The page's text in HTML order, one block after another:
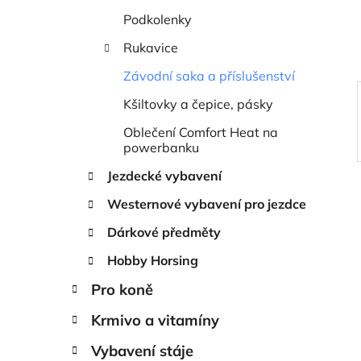
Podkolenky
Rukavice
Závodní saka a příslušenství
Kšiltovky a čepice, pásky
Oblečení Comfort Heat na
powerbanku
Jezdecké vybavení
Westernové vybavení pro jezdce
Dárkové předměty
Hobby Horsing
Pro koně
Krmivo a vitamíny
Vybavení stáje